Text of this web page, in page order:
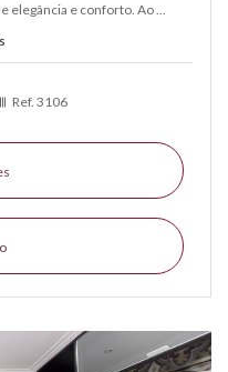
elegância e conforto. Ao ...
Ref. 3106